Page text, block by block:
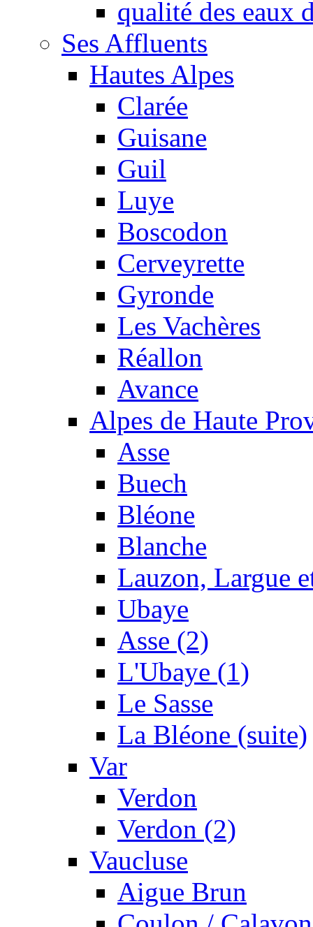
qualité des eaux
Ses Affluents
Hautes Alpes
Clarée
Guisane
Guil
Luye
Boscodon
Cerveyrette
Gyronde
Les Vachères
Réallon
Avance
Alpes de Haute
Asse
Buech
Bléone
Blanche
Lauzon, Largue
Ubaye
Asse (2)
L'Ubaye (1)
Le Sasse
La Bléone (suite)
Var
Verdon
Verdon (2)
Vaucluse
Aigue Brun